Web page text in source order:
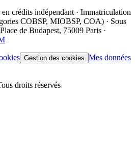
crédits indépendant · Immatriculation
COBSP, MIOBSP, COA) · Sous
de Budapest, 75009 Paris ·
Gestion des cookies Mes données
droits réservés